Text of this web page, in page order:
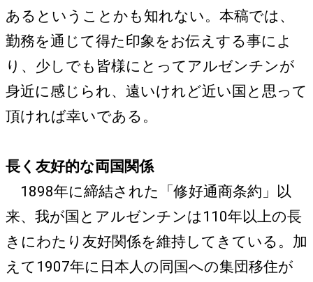
あるということかも知れない。本稿では、
勤務を通じて得た印象をお伝えする事によ
り、少しでも皆様にとってアルゼンチンが
身近に感じられ、遠いけれど近い国と思って
頂ければ幸いである。
長く友好的な両国関係
1898年に締結された「修好通商条約」以
来、我が国とアルゼンチンは110年以上の長
きにわたり友好関係を維持してきている。加
えて1907年に日本人の同国への集団移住が